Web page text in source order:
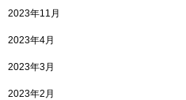
2023年11月
2023年4月
2023年3月
2023年2月